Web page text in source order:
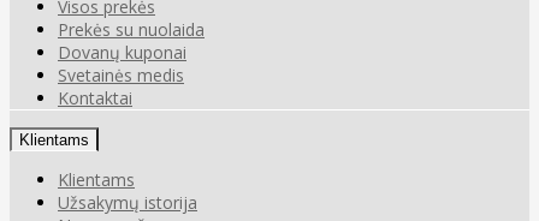
Visos prekės
Prekės su nuolaida
Dovanų kuponai
Svetainės medis
Kontaktai
Klientams
Klientams
Užsakymų istorija